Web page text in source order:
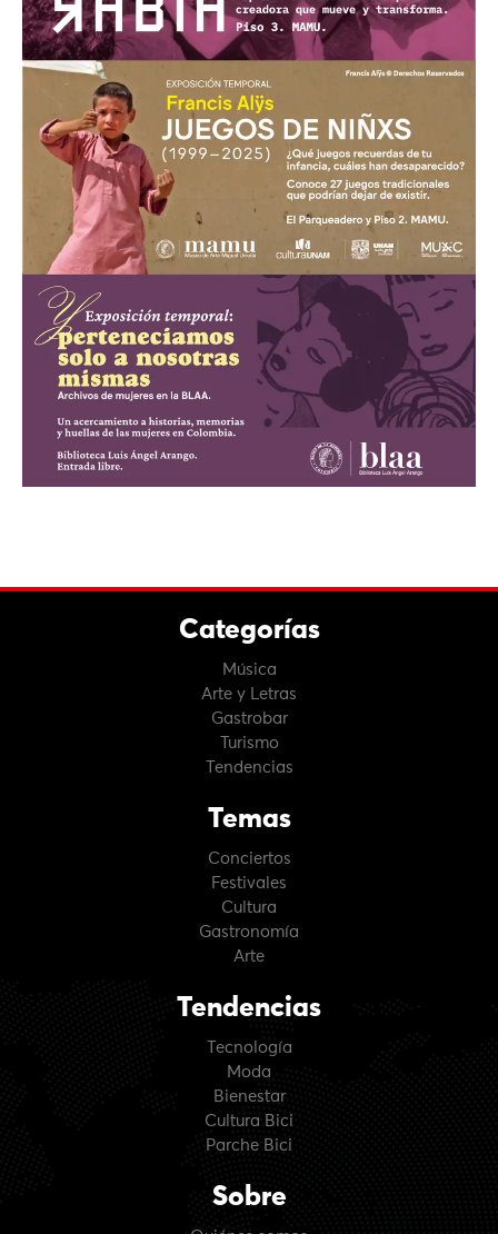
Categorías
Música
Arte y Letras
Gastrobar
Turismo
Tendencias
Temas
Conciertos
Festivales
Cultura
Gastronomía
Arte
Tendencias
Tecnología
Moda
Bienestar
Cultura Bici
Parche Bici
Sobre